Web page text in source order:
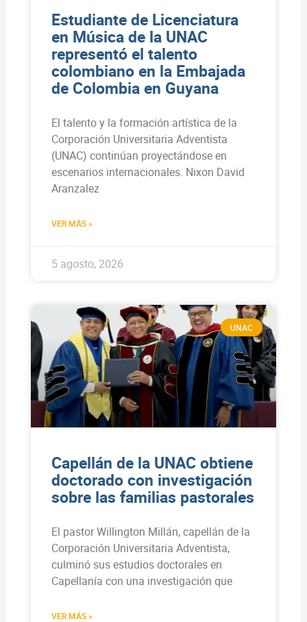
Estudiante de Licenciatura
en Música de la UNAC
representó el talento
colombiano en la Embajada
de Colombia en Guyana
El talento y la formación artística de la
Corporación Universitaria Adventista
(UNAC) continúan proyectándose en
escenarios internacionales. Nixon David
Aranzalez
VER MÁS »
5 agosto, 2026
UNAC
Capellán de la UNAC obtiene
doctorado con investigación
sobre las familias pastorales
El pastor Willington Millán, capellán de la
Corporación Universitaria Adventista,
culminó sus estudios doctorales en
Capellanía con una investigación que
VER MÁS »